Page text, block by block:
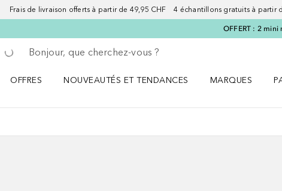
Frais de livraison offerts à partir de 49,95 CHF 4 échantillons gratuits à partir
OFFERT : 2
Retourner
Exécuter la recherche
OFFRES
NOUVEAUTÉS ET TENDANCES
MARQUES